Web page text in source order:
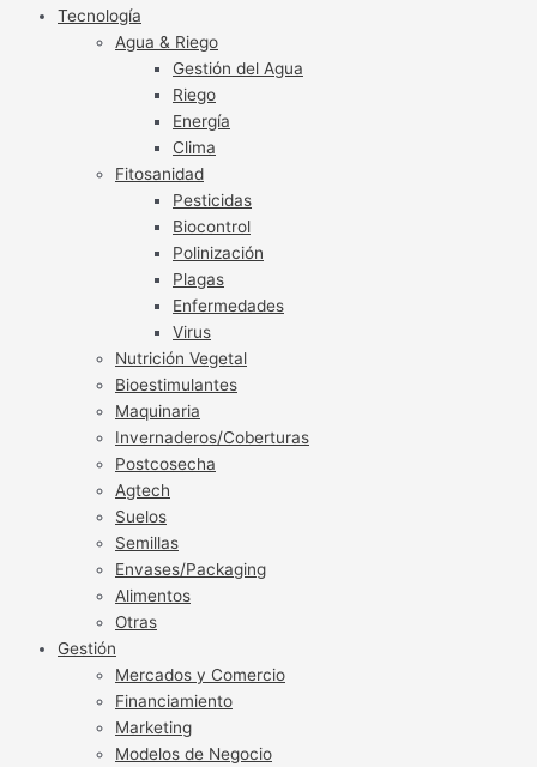
Tecnología
Agua & Riego
Gestión del Agua
Riego
Energía
Clima
Fitosanidad
Pesticidas
Biocontrol
Polinización
Plagas
Enfermedades
Virus
Nutrición Vegetal
Bioestimulantes
Maquinaria
Invernaderos/Coberturas
Postcosecha
Agtech
Suelos
Semillas
Envases/Packaging
Alimentos
Otras
Gestión
Mercados y Comercio
Financiamiento
Marketing
Modelos de Negocio